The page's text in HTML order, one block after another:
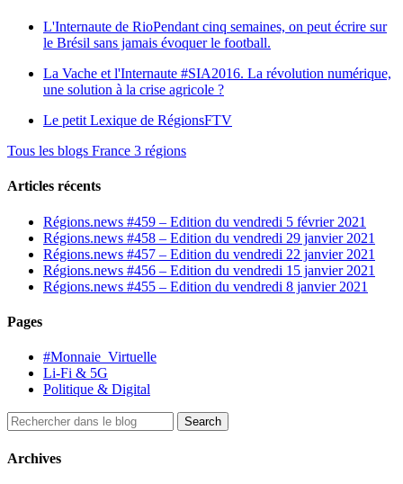
L'Internaute de RioPendant cinq semaines, on peut écrire sur
le Brésil sans jamais évoquer le football.
La Vache et l'Internaute #SIA2016. La révolution numérique,
une solution à la crise agricole ?
Le petit Lexique de RégionsFTV
Tous les blogs France 3 régions
Articles récents
Régions.news #459 – Edition du vendredi 5 février 2021
Régions.news #458 – Edition du vendredi 29 janvier 2021
Régions.news #457 – Edition du vendredi 22 janvier 2021
Régions.news #456 – Edition du vendredi 15 janvier 2021
Régions.news #455 – Edition du vendredi 8 janvier 2021
Pages
#Monnaie_Virtuelle
Li-Fi & 5G
Politique & Digital
Archives